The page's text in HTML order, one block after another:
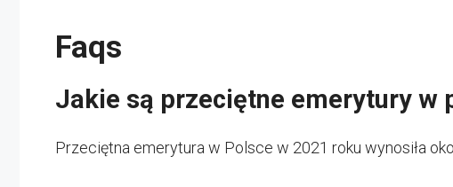
Faqs
Jakie są przeciętne emerytury w
Przeciętna emerytura w Polsce w 2021 roku wynosiła